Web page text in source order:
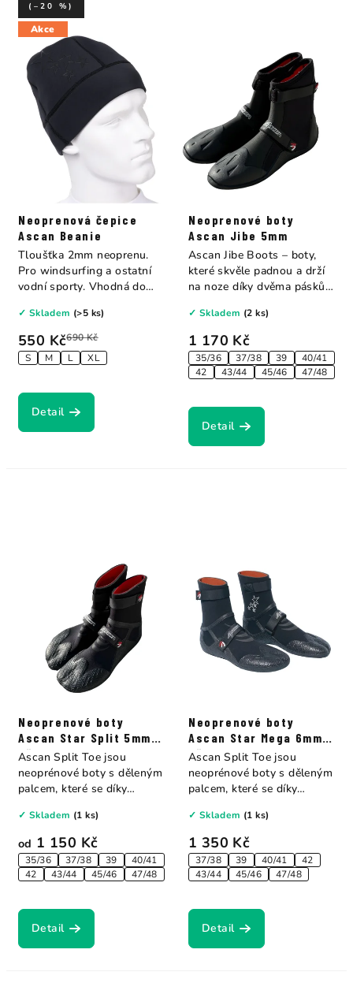
Akce
Neoprenová čepice
Ascan Beanie
550 Kč690 Kč
(–20 %)
S M L XL
✓ Skladem (>5 ks)
Detail
Tloušťka 2mm neoprenu.
Pro windsurfing a ostatní
vodní sporty. Vhodná do
Neoprenové boty
Ascan Jibe 5mm
1 170 Kč
35/36 37/38 39
40/41
42
43/44 45/46 47/48
✓ Skladem (2 ks)
Detail
Ascan Jibe Boots – boty,
které skvěle padnou a drží
na noze díky dvěma páskům
Neoprenové boty
Ascan Star Split 5mm s
děleným palcem
od 1 150 Kč
35/36 37/38 39
40/41
42
43/44 45/46 47/48
✓ Skladem (1 ks)
Detail
Ascan Split Toe jsou
neoprénové boty s děleným
palcem, které se díky
Neoprenové boty
Ascan Star Mega 6mm s
děleným palcem
1 350 Kč
37/38 39 40/41
42
43/44
45/46 47/48
✓ Skladem (1 ks)
Detail
Ascan Split Toe jsou
neoprénové boty s děleným
palcem, které se díky